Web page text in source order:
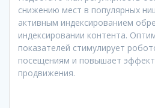
снижению мест в популярных
активным индексированием
индексировании контента.
показателей стимулирует
посещениям и повышает
продвижения.